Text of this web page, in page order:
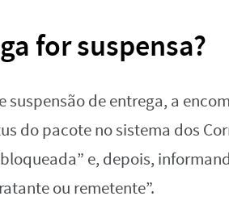
for suspensa?
de entrega, a
do pacote no sistema dos
e, depois,
ou remetente”.